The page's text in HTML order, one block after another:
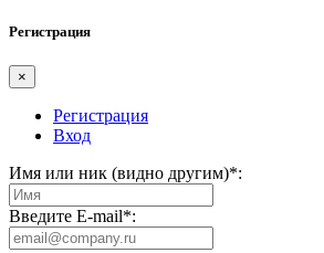
Регистрация
×
Регистрация
Вход
Имя или ник (видно другим)*:
Введите E-mail*: